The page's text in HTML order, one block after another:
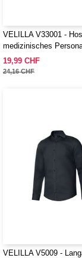
VELILLA V33001 -
medizinisches
19,99 CHF
24,16 CHF
VELILLA V5009 -